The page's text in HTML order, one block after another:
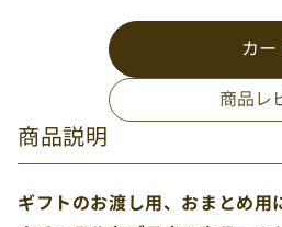
カ
商品レ
商品説明
ギフトのお渡し用、おまとめ用